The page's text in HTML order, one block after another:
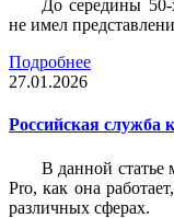
До середины 50-
не имел
Подробнее
27.01.2026
Российская служба
В данной статье
Pro, как она
различных сферах.